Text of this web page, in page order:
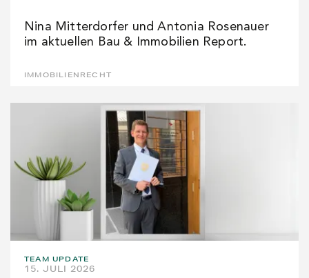
Nina Mitterdorfer und Antonia Rosenauer
im aktuellen Bau & Immobilien Report.
IMMOBILIENRECHT
TEAM UPDATE
15. JULI 2026